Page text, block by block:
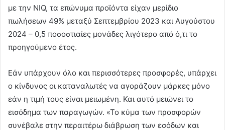
με την NIQ, τα επώνυμα προϊόντα είχαν μερίδιο
πωλήσεων 49% μεταξύ Σεπτεμβρίου 2023 και Αυγούστου
2024 – 0,5 ποσοστιαίες μονάδες λιγότερο από ό,τι το
προηγούμενο έτος.
Εάν υπάρχουν όλο και περισσότερες προσφορές, υπάρχει
ο κίνδυνος οι καταναλωτές να αγοράζουν μάρκες μόνο
εάν η τιμή τους είναι μειωμένη. Και αυτό μειώνει το
εισόδημα των παραγωγών. «Το κύμα των προσφορών
συνέβαλε στην περαιτέρω διάβρωση των εσόδων και